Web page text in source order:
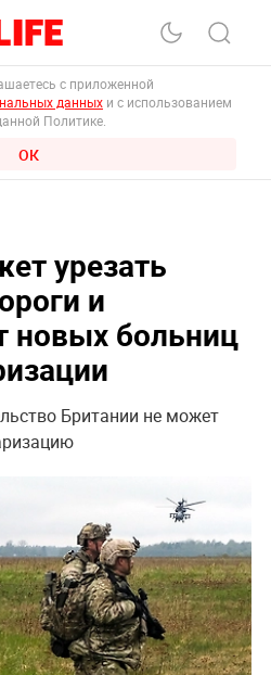
с приложенной
данных и с использованием
Политике.
ОК
урезать
и
новых больниц
Британии не может